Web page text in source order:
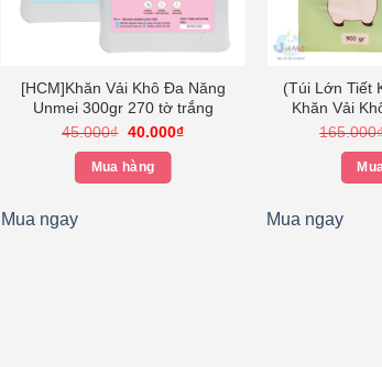
[HCM]Khăn Vải Khô Đa Năng
Unmei 300gr 270 tờ trắng
45.000₫ Giá
là:
45.000₫.
40.000₫Giá
Mua hàng
Mua ngay
(Túi Lớn Tiết
Khăn Vải
Bịch 900g
165.000
Mua ngay